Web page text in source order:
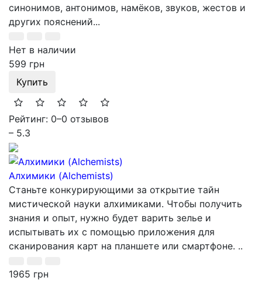
синонимов, антонимов, намёков, звуков, жестов и
других пояснений...
Нет в наличии
599 грн
Купить
Рейтинг: 0–0 отзывов
– 5.3
Алхимики (Alchemists)
Станьте конкурирующими за открытие тайн
мистической науки алхимиками. Чтобы получить
знания и опыт, нужно будет варить зелье и
испытывать их с помощью приложения для
сканирования карт на планшете или смартфоне. ..
1965 грн